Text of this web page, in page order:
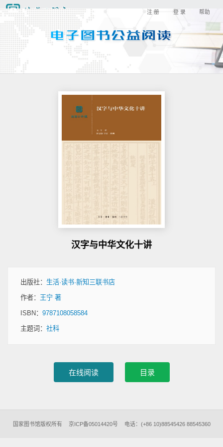
帮助
登 录
注 册
汉字与中华文化十讲
出版社： 生活·读书·新知三联书店
作者： 王宁 著
ISBN： 9787108058584
主题词： 社科
国家图书馆版权所有 京ICP备05014420号 电话：(+86 10)88545426 88545360